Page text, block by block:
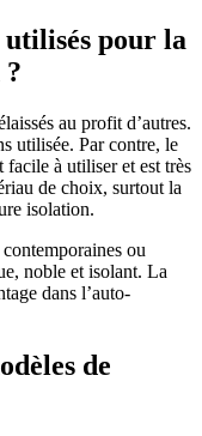
pour la
au profit d’autres.
utilisée. Par contre, le
facile à utiliser et est très
de choix, surtout la
isolation.
ou
noble et isolant. La
dans l’auto-
de